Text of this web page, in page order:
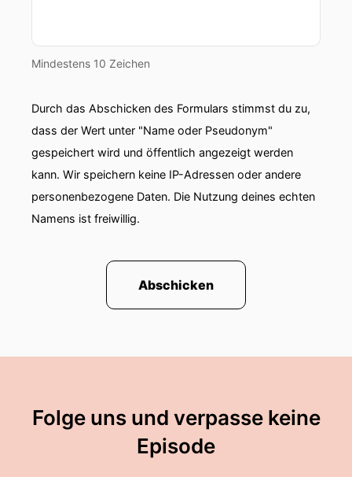
Mindestens 10 Zeichen
Durch das Abschicken des Formulars stimmst du zu,
dass der Wert unter "Name oder Pseudonym"
gespeichert wird und öffentlich angezeigt werden
kann. Wir speichern keine IP-Adressen oder andere
personenbezogene Daten. Die Nutzung deines echten
Namens ist freiwillig.
Abschicken
Folge uns und verpasse keine
Episode